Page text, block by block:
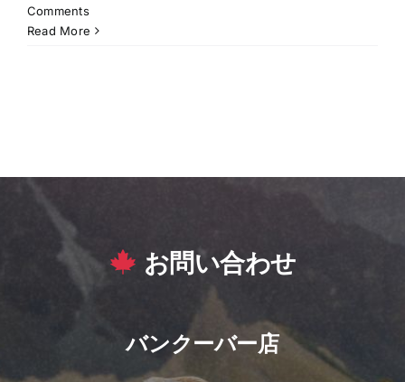
Comments
Read More
お問い合わせ
バンクーバー店